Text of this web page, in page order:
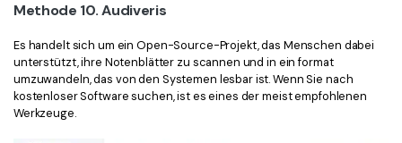
Methode 10. Audiveris
Es handelt sich um ein Open-Source-Projekt, das Menschen dabei
unterstützt, ihre Notenblätter zu scannen und in ein format
umzuwandeln, das von den Systemen lesbar ist. Wenn Sie nach
kostenloser Software suchen, ist es eines der meist empfohlenen
Werkzeuge.